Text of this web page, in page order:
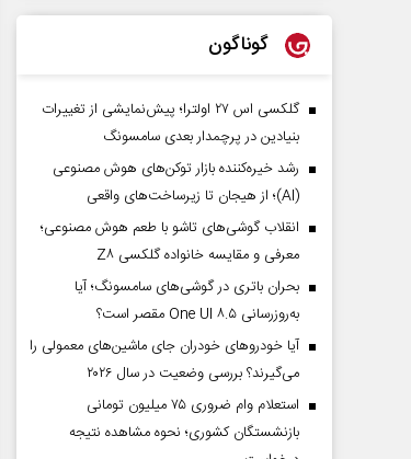
گوناگون
گلکسی اس ۲۷ اولترا؛ پیش‌نمایشی از تغییرات
بنیادین در پرچمدار بعدی سامسونگ
رشد خیره‌کننده بازار توکن‌های هوش مصنوعی
(AI)؛ از هیجان تا زیرساخت‌های واقعی
انقلاب گوشی‌های تاشو‌ با طعم هوش مصنوعی؛
معرفی و مقایسه خانواده گلکسی Z۸
بحران باتری در گوشی‌های سامسونگ؛ آیا
به‌روزرسانی One UI ۸.۵ مقصر است؟
آیا خودروهای خودران جای ماشین‌های معمولی را
می‌گیرند؟ بررسی وضعیت در سال ۲۰۲۶
استعلام وام ضروری ۷۵ میلیون تومانی
بازنشستگان کشوری؛ نحوه مشاهده نتیجه